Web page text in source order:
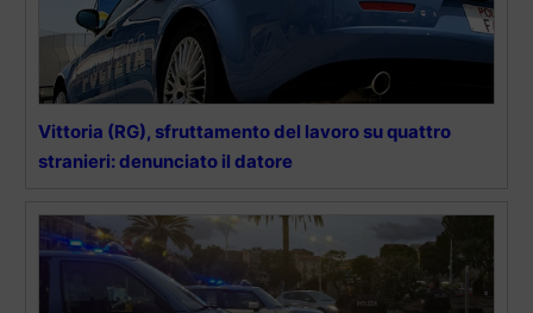
Vittoria (RG), sfruttamento del lavoro su quattro
stranieri: denunciato il datore